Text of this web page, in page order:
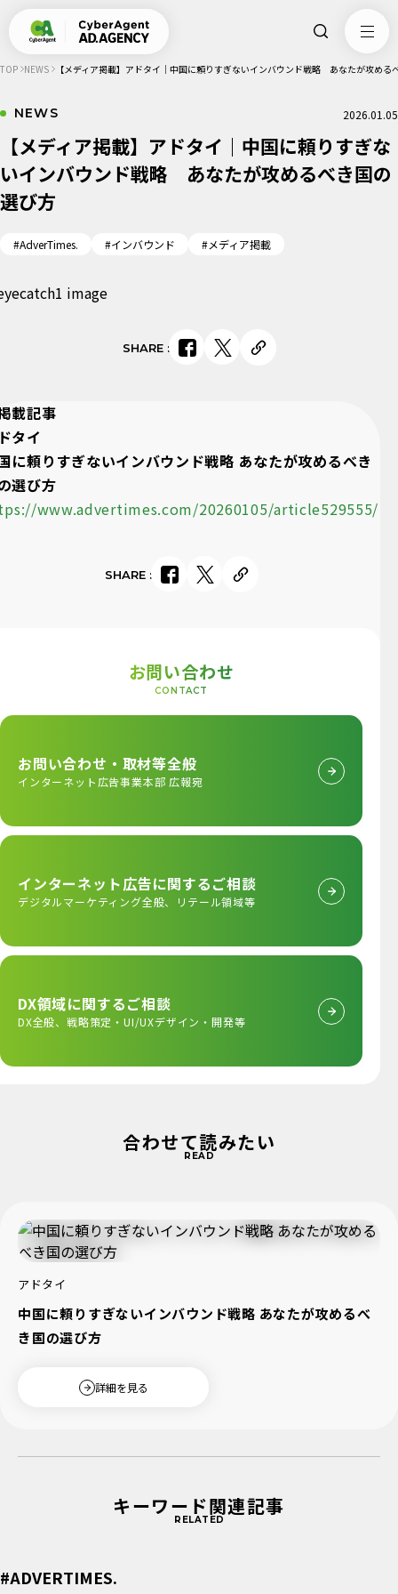
TOP NEWS 【メディア掲載】アドタイ｜中国に頼りすぎないインバウンド戦略 あなたが攻める
NEWS 2026.01.05
【メディア掲載】アドタイ｜中国に頼りすぎな
いインバウンド戦略 あなたが攻めるべき国の
選び方
#AdverTimes. #インバウンド #メディア掲載
載記事
タイ
に頼りすぎないインバウンド戦略 あなたが攻めるべき
選び方
www.advertimes.com/20260105/article529555/
SHARE:
お問い合わせ
CONTACT
お問い合わせ・取材等全般
インターネット広告事業本部 広報宛
インターネット広告に関するご相談
デジタルマーケティング全般、 リテール領域等
DX領域に関するご相談
DX全般、戦略策定・UI/UXデザイン・開発等
SHARE:
合わせて読みたい
READ
アドタイ
中国に頼りすぎないインバウンド戦略 あなたが攻めるべ
き国の選び方
詳細を見る
キーワード関連記事
RELATED
#ADVERTIMES.